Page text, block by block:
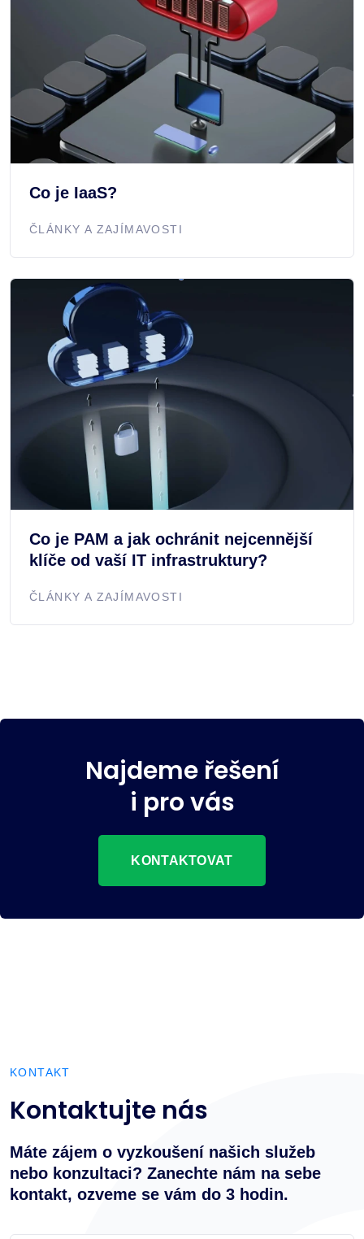
Co je IaaS?
ČLÁNKY A ZAJÍMAVOSTI
Co je PAM a jak ochránit nejcennější
klíče od vaší IT infrastruktury?
ČLÁNKY A ZAJÍMAVOSTI
Najdeme řešení
i pro vás
KONTAKTOVAT
KONTAKT
Kontaktujte nás
Máte zájem o vyzkoušení našich služeb
nebo konzultaci? Zanechte nám na sebe
kontakt, ozveme se vám do 3 hodin.